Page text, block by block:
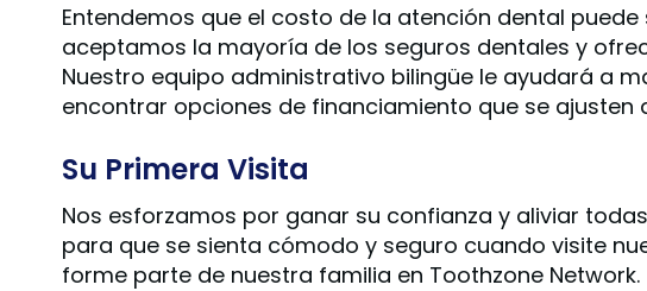
Entendemos que el costo de la atención dental
aceptamos la mayoría de los seguros dentales y
Nuestro equipo administrativo bilingüe le ayudará a
encontrar opciones de financiamiento que se ajusten
Su Primera Visita
Nos esforzamos por ganar su confianza y aliviar
para que se sienta cómodo y seguro cuando visite
forme parte de nuestra familia en Toothzone Network.